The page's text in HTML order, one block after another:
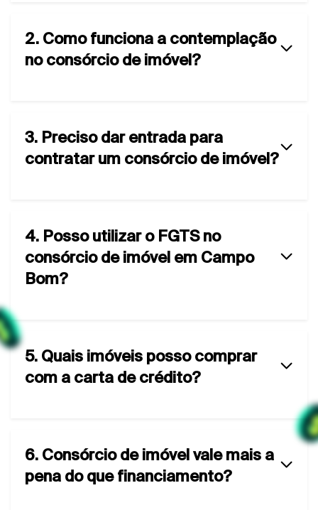
2. Como funciona a contemplação
no consórcio de imóvel?
3. Preciso dar entrada para
contratar um consórcio de imóvel?
4. Posso utilizar o FGTS no
consórcio de imóvel em Campo
Bom?
5. Quais imóveis posso comprar
com a carta de crédito?
6. Consórcio de imóvel vale mais a
pena do que financiamento?